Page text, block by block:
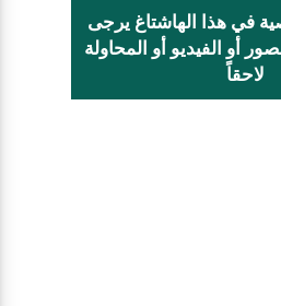
في هذا الهاشتاغ يرجى
أو الفيديو أو المحاولة
لاحقاً